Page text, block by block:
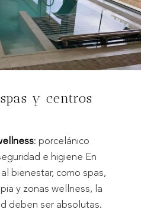
y centros
: porcelánico
e higiene En
bienestar, como spas,
y zonas wellness, la
deben ser absolutas.